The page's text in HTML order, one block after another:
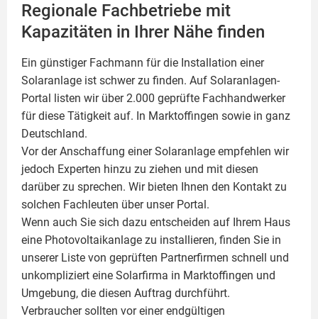
Regionale Fachbetriebe mit
Kapazitäten in Ihrer Nähe finden
Ein günstiger Fachmann für die Installation einer
Solaranlage ist schwer zu finden. Auf Solaranlagen-
Portal listen wir über 2.000 geprüfte Fachhandwerker
für diese Tätigkeit auf. In Marktoffingen sowie in ganz
Deutschland.
Vor der Anschaffung einer Solaranlage empfehlen wir
jedoch Experten hinzu zu ziehen und mit diesen
darüber zu sprechen. Wir bieten Ihnen den Kontakt zu
solchen Fachleuten über unser Portal.
Wenn auch Sie sich dazu entscheiden auf Ihrem Haus
eine Photovoltaikanlage zu installieren, finden Sie in
unserer Liste von geprüften Partnerfirmen schnell und
unkompliziert eine Solarfirma in Marktoffingen und
Umgebung, die diesen Auftrag durchführt.
Verbraucher sollten vor einer endgültigen